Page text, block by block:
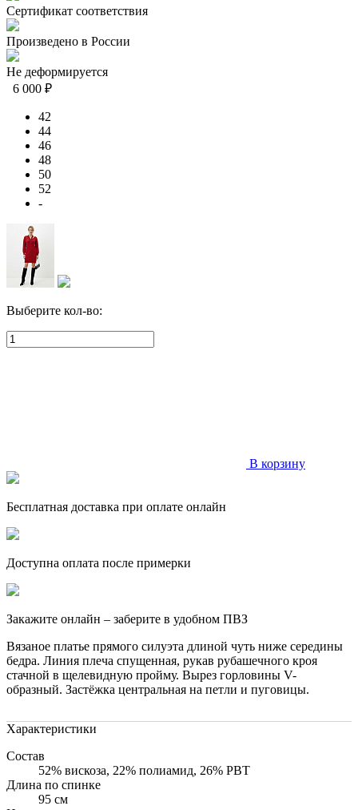
Сертификат соответствия
Произведено в России
Не деформируется
6 000 ₽
42
44
46
48
50
52
-
Выберите кол-во:
В корзину
Бесплатная доставка при оплате онлайн
Доступна оплата после примерки
Закажите онлайн – заберите в удобном ПВЗ
Вязаное платье прямого силуэта длиной чуть ниже середины
бедра. Линия плеча спущенная, рукав рубашечного кроя
стачной в щелевидную пройму. Вырез горловины V-
образный. Застёжка центральная на петли и пуговицы.
Характеристики
Состав
52% вискоза, 22% полиамид, 26% РВТ
Длина по спинке
95 см